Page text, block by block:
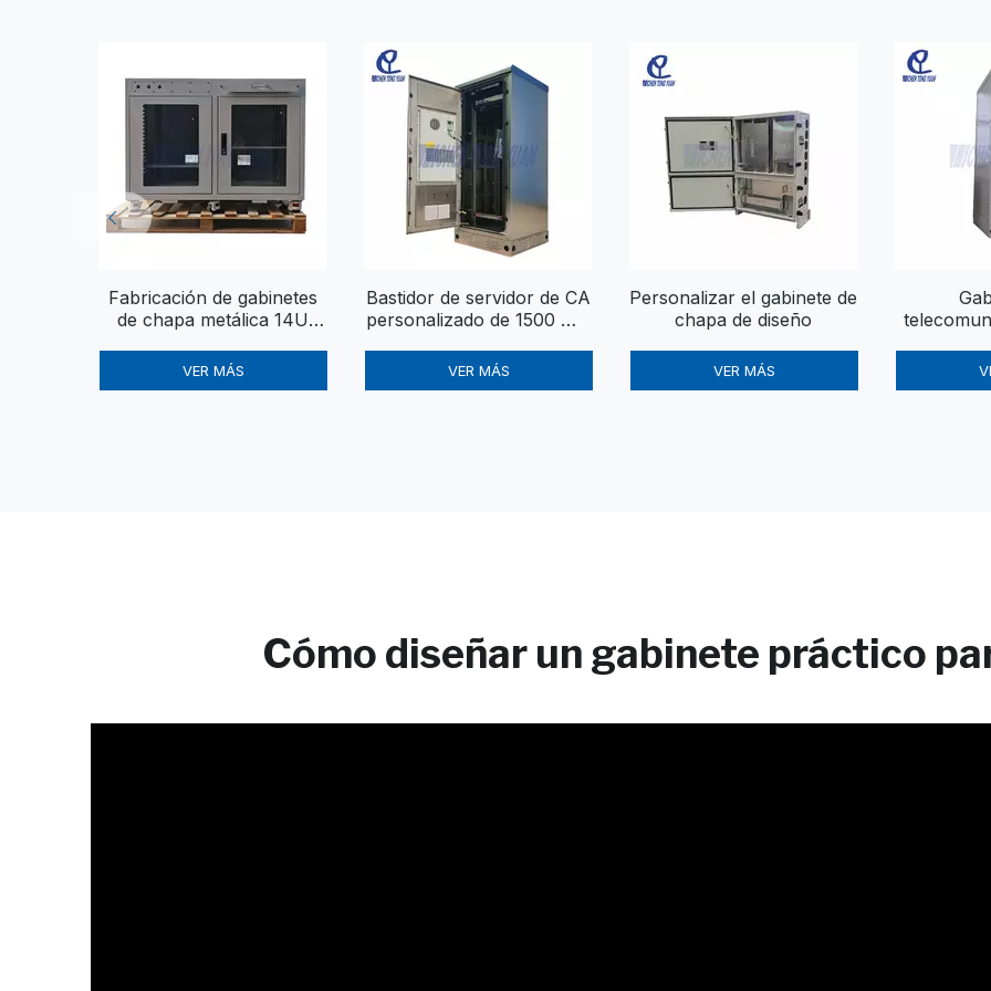
Fabricación de gabinetes
de chapa metálica 14U
industrial y de
telecomunicaciones para
VER MÁS
Bastidor de servidor de CA
personalizado de 1500 W |
clima controlado - Cytech
VER MÁS
Personalizar el gabinete de
chapa de diseño
VER MÁS
Cómo diseñar un gabinete práctico